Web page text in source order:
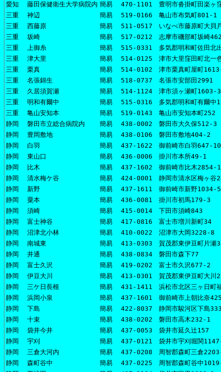
愛知
藤田保健衛生大学病院内 簡易
470-1101 豊明市沓掛町田楽ヶ
三重
神辺 簡易
519-0166 亀山市布気町801-1
三重
西藤原 簡易
511-0517 いなべ市藤原町大貝
三重
坂崎 簡易
517-0212 志摩市磯部町坂崎
三重
上御糸 簡易
515-0331 多気郡明和町佐田北
三重
津大里 簡易
514-0125 津市大里窪田町北一
三重
栗真 簡易
514-0102 津市栗真町屋町
三重
名張錦生 簡易
518-0737 名張市安部田2991
三重
久居須賀瀬 簡易
514-1124 津市須ヶ瀬町1603-3
三重
明和有爾中 簡易
515-0316 多気郡明和町有爾中
三重
亀山安知本 簡易
519-0143 亀山市安知本町252
静岡
磐田市立総合病院内 簡易
438-0002 磐田市大久保512-3
静岡
豊岡敷地 簡易
438-0106 磐田市敷地404-2
静岡
白羽 簡易
437-1622 御前崎市白羽647-10
静岡
東山口 簡易
436-0006 掛川市本所49-1
静岡
比木 簡易
437-1602 御前崎市比木2854-1
静岡
清水梅ケ谷 簡易
424-0001 静岡市清水区梅ヶ谷
静岡
新野 簡易
437-1611 御前崎市新野1034-5
静岡
粟本 簡易
436-0081 掛川市初馬179-3
静岡
須崎 簡易
415-0014 下田市須崎843
静岡
富士神谷 簡易
417-0816 富士市増川新町34
静岡
沼津北小林 簡易
410-0022 沼津市大岡3228-8
静岡
南城東 簡易
413-0303 賀茂郡東伊豆町片瀬
静岡
井通 簡易
438-0834 磐田市森下77
静岡
富士久沢 簡易
419-0202 富士市久沢677-2
静岡
伊豆大川 簡易
413-0301 賀茂郡東伊豆町大川
静岡
三ケ日長根 簡易
431-1411 浜松市北区三ヶ日町
静岡
浜岡小泉 簡易
437-1601 御前崎市上朝比奈
静岡
下島 簡易
422-8037 静岡市駿河区下島
静岡
十束 簡易
438-0202 磐田市高木232-1
静岡
袋井今井 簡易
437-0053 袋井市延久辻157
静岡
宇刈 簡易
437-0121 袋井市宇刈堀関
静岡
三倉大河内 簡易
437-0208 周智郡森町三倉
静岡
森町谷中 簡易
437-0225 周智郡森町谷中